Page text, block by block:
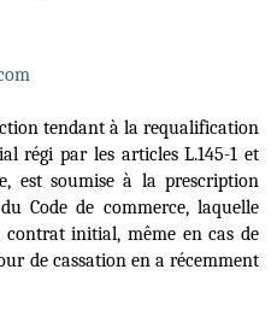
tendant à la requalification
régi par les articles L.145-1 et
est soumise à la prescription
Code de commerce, laquelle
initial, même en cas de
de cassation en a récemment